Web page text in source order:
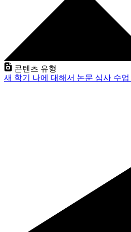
콘텐츠 유형
새 학기 나에 대해서 논문 심사 수업